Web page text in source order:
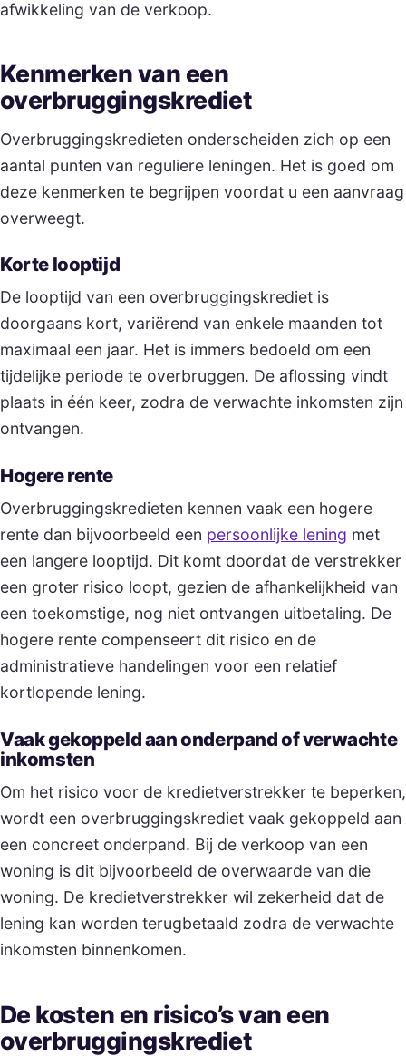
afwikkeling van de verkoop.
Kenmerken van een
overbruggingskrediet
Overbruggingskredieten onderscheiden zich op een
aantal punten van reguliere leningen. Het is goed om
deze kenmerken te begrijpen voordat u een aanvraag
overweegt.
Korte looptijd
De looptijd van een overbruggingskrediet is
doorgaans kort, variërend van enkele maanden tot
maximaal een jaar. Het is immers bedoeld om een
tijdelijke periode te overbruggen. De aflossing vindt
plaats in één keer, zodra de verwachte inkomsten zijn
ontvangen.
Hogere rente
Overbruggingskredieten kennen vaak een hogere
rente dan bijvoorbeeld een persoonlijke lening met
een langere looptijd. Dit komt doordat de verstrekker
een groter risico loopt, gezien de afhankelijkheid van
een toekomstige, nog niet ontvangen uitbetaling. De
hogere rente compenseert dit risico en de
administratieve handelingen voor een relatief
kortlopende lening.
Vaak gekoppeld aan onderpand of verwachte
inkomsten
Om het risico voor de kredietverstrekker te beperken,
wordt een overbruggingskrediet vaak gekoppeld aan
een concreet onderpand. Bij de verkoop van een
woning is dit bijvoorbeeld de overwaarde van die
woning. De kredietverstrekker wil zekerheid dat de
lening kan worden terugbetaald zodra de verwachte
inkomsten binnenkomen.
De kosten en risico’s van een
overbruggingskrediet